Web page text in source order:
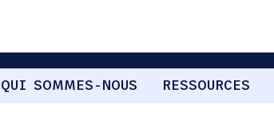
QUI SOMMES-NOUS RESSOURCES